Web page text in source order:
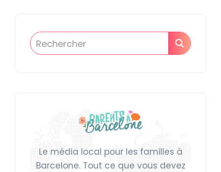
Le média local pour les familles à
Barcelone. Tout ce que vous devez